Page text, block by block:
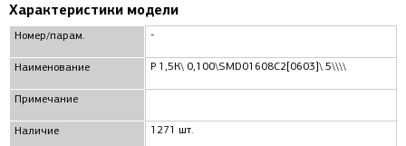
Характеристики модели
Номер/парам.
Наименование
Примечание
Наличие
-
Р 1,5К\ 0,100\SMD01608C2[0603]\ 5\\\\
1271 шт.